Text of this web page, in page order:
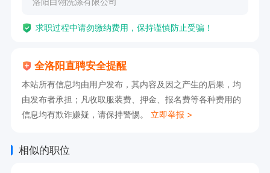
求职过程中请勿缴纳费用，保持谨慎防止受骗！
全洛阳直聘安全提醒
本站所有信息均由用户发布，其内容及因之产生的后果，均
由发布者承担；凡收取服装费、押金、报名费等各种费用的
信息均有欺诈嫌疑，请保持警惕。 立即举报 >
相似的职位